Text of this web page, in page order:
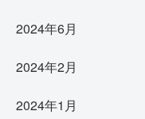
2024年6月
2024年2月
2024年1月